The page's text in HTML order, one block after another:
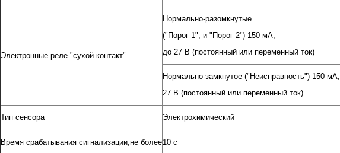
Электронные реле "сухой контакт"
Нормально-разомкнутые
("Порог 1", и "Порог 2") 150 мА,
до 27 В (постоянный или переменный ток)
Нормально-замкнутое ("Неисправность") 150 мА,
27 В (постоянный или переменный ток)
Тип сенсора Электрохимический
Время срабатывания сигнализации,не более10 с